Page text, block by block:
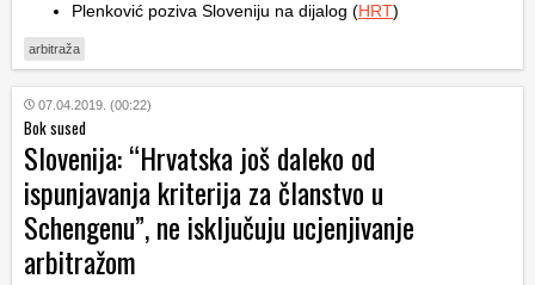
Plenković poziva Sloveniju na dijalog (HRT)
arbitraža
07.04.2019. (00:22)
Bok sused
Slovenija: “Hrvatska još daleko od
ispunjavanja kriterija za članstvo u
Schengenu”, ne isključuju ucjenjivanje
arbitražom